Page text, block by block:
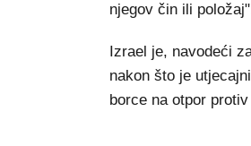
njegov čin ili
Izrael je, navodeći
nakon što je
borce na otpor